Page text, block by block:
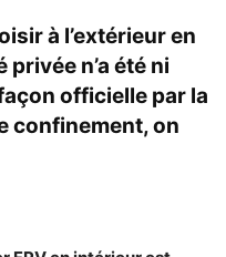
à l’extérieur en
n’a été ni
officielle par la
confinement, on